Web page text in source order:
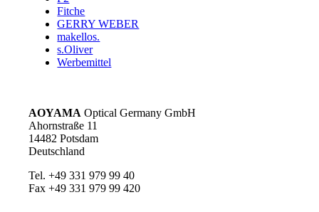
Fitche
GERRY WEBER
makellos.
s.Oliver
Werbemittel
AOYAMA Optical Germany GmbH
Ahornstraße 11
14482 Potsdam
Deutschland
Tel. +49 331 979 99 40
Fax +49 331 979 99 420